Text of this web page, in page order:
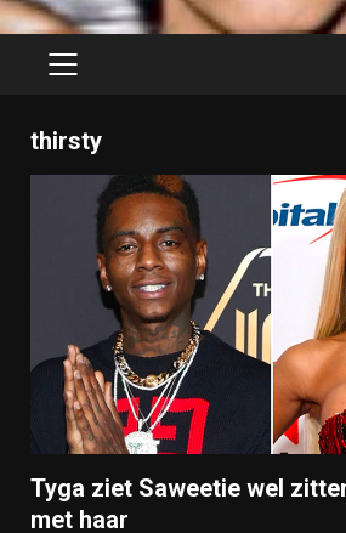
PRIMARY
thirsty
Tyga ziet Saweetie wel
met haar